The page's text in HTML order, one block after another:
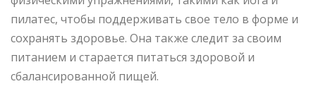
пилатес, чтобы поддерживать свое тело в форме и
сохранять здоровье. Она также следит за своим
питанием и старается питаться здоровой и
сбалансированной пищей.